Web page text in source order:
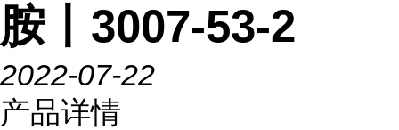
胺丨3007-53-2
2022-07-22
产品详情